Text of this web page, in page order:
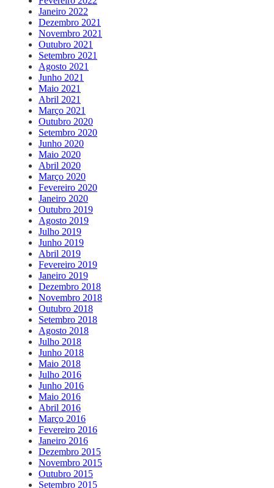
Janeiro 2022
Dezembro 2021
Novembro 2021
Outubro 2021
Setembro 2021
Agosto 2021
Junho 2021
Maio 2021
Abril 2021
Março 2021
Outubro 2020
Setembro 2020
Junho 2020
Maio 2020
Abril 2020
Março 2020
Fevereiro 2020
Janeiro 2020
Outubro 2019
Agosto 2019
Julho 2019
Junho 2019
Abril 2019
Fevereiro 2019
Janeiro 2019
Dezembro 2018
Novembro 2018
Outubro 2018
Setembro 2018
Agosto 2018
Julho 2018
Junho 2018
Maio 2018
Julho 2016
Junho 2016
Maio 2016
Abril 2016
Março 2016
Fevereiro 2016
Janeiro 2016
Dezembro 2015
Novembro 2015
Outubro 2015
Setembro 2015